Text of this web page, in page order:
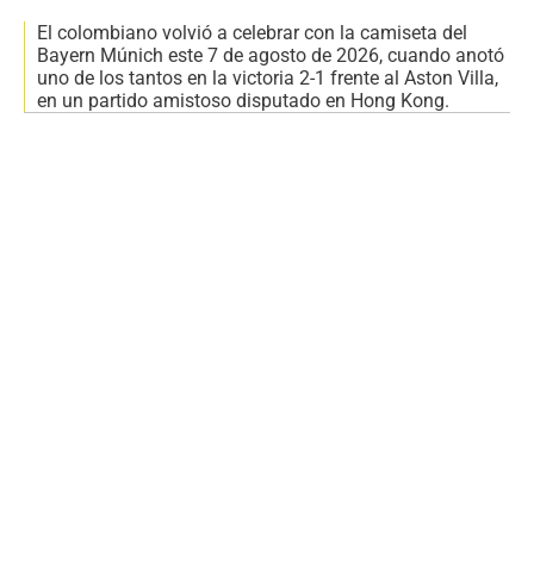
El colombiano volvió a celebrar con la camiseta del
Bayern Múnich este 7 de agosto de 2026, cuando anotó
uno de los tantos en la victoria 2-1 frente al Aston Villa,
en un partido amistoso disputado en Hong Kong.